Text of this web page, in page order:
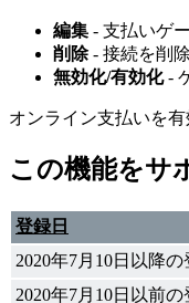
編集 - 支払いゲ
削除- 接続を削除
無効化/有効化-
オンライン支払いを
この機能をサ
登録日
2020年7月10日以降の
2020年7月10日以前の